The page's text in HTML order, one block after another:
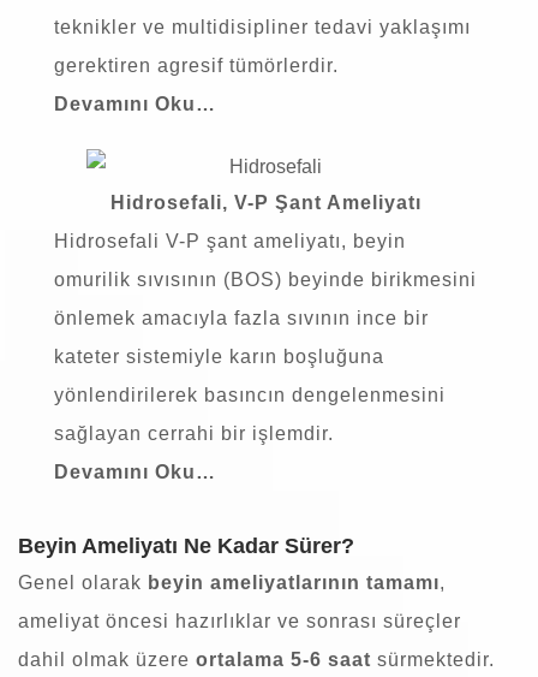
teknikler ve multidisipliner tedavi yaklaşımı
gerektiren agresif tümörlerdir.
Devamını Oku…
Hidrosefali, V-P Şant Ameliyatı
Hidrosefali V-P şant ameliyatı, beyin
omurilik sıvısının (BOS) beyinde birikmesini
önlemek amacıyla fazla sıvının ince bir
kateter sistemiyle karın boşluğuna
yönlendirilerek basıncın dengelenmesini
sağlayan cerrahi bir işlemdir.
Devamını Oku…
Beyin Ameliyatı Ne Kadar Sürer?
Genel olarak beyin ameliyatlarının tamamı,
ameliyat öncesi hazırlıklar ve sonrası süreçler
dahil olmak üzere ortalama 5-6 saat sürmektedir.